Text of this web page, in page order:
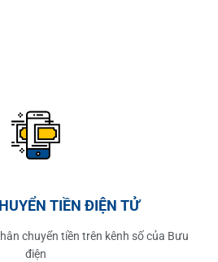
TIỀN ĐIỆN TỬ
chuyển tiền trên kênh số của Bưu
điện